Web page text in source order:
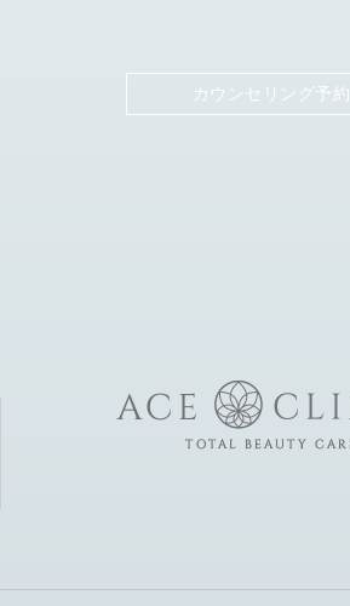
カウンセリング予約